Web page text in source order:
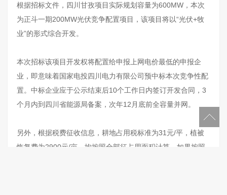
根据招标文件，四川甘孜项目实际规划容量为600MW，本次
为正斗一期200MW光伏竞争配置项目，该项目将以“光伏+牧
业”的形式综合开发。
本次招标该项目开发权将配置给申报上网电价最低的申报企
业，即意味着国家电投四川电力有限公司预中标本次竞争性配
置。中标企业应于公示结束后10个工作日内签订开发合同，3
个月内到四川省能源局备案，次年12月底前全容量并网。
另外，根据税费征收信息，耕地占用税标准为31元/平，植被
恢复费为2900元/亩，均按照全部征占用面积计算。如果按照